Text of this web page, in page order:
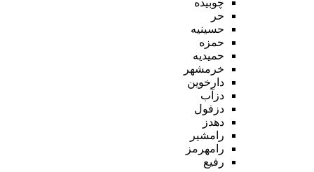
حر
حسینیه
حمزه
حمیدیه
خرمشهر
دارخوین
دزآب
دزفول
دهدز
رامشیر
رامهرمز
رفیع